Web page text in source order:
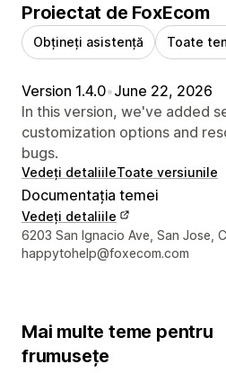
Proiectat de FoxEcom
Obțineți asistență Toate
Version 1.4.0•June 22, 2026
In this version, we've added
customization options and
bugs.
Vedeți detaliileToate versiunile
Documentația temei
Vedeți detaliile
Detaliile de contact ale
6203 San Ignacio Ave, San Jose,
happytohelp@foxecom.com
Mai multe teme pentru
frumusețe